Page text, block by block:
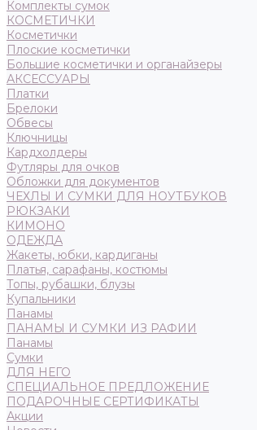
Комплекты сумок
КОСМЕТИЧКИ
Косметички
Плоские косметички
Большие косметички и органайзеры
АКСЕССУАРЫ
Платки
Брелоки
Обвесы
Ключницы
Кардхолдеры
Футляры для очков
Обложки для документов
ЧЕХЛЫ И СУМКИ ДЛЯ НОУТБУКОВ
РЮКЗАКИ
КИМОНО
ОДЕЖДА
Жакеты, юбки, кардиганы
Платья, сарафаны, костюмы
Топы, рубашки, блузы
Купальники
Панамы
ПАНАМЫ И СУМКИ ИЗ РАФИИ
Панамы
Сумки
ДЛЯ НЕГО
СПЕЦИАЛЬНОЕ ПРЕДЛОЖЕНИЕ
ПОДАРОЧНЫЕ СЕРТИФИКАТЫ
Акции